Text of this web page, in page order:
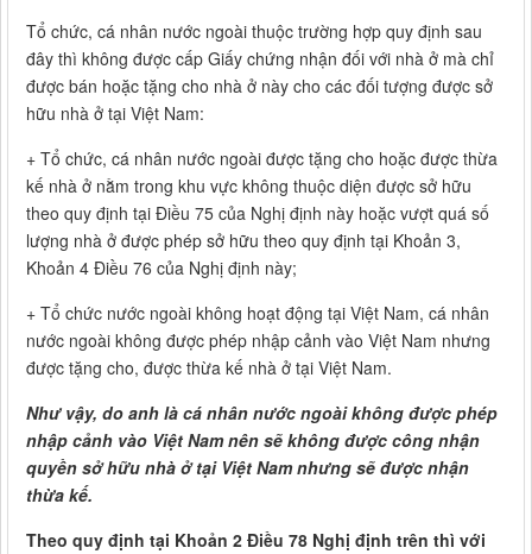
Tổ chức, cá nhân nước ngoài thuộc trường hợp quy định sau
đây thì không được cấp Giấy chứng nhận đối với nhà ở mà chỉ
được bán hoặc tặng cho nhà ở này cho các đối tượng được sở
hữu nhà ở tại Việt Nam:
+ Tổ chức, cá nhân nước ngoài được tặng cho hoặc được thừa
kế nhà ở nằm trong khu vực không thuộc diện được sở hữu
theo quy định tại Điều 75 của Nghị định này hoặc vượt quá số
lượng nhà ở được phép sở hữu theo quy định tại Khoản 3,
Khoản 4 Điều 76 của Nghị định này;
+ Tổ chức nước ngoài không hoạt động tại Việt Nam, cá nhân
nước ngoài không được phép nhập cảnh vào Việt Nam nhưng
được tặng cho, được thừa kế nhà ở tại Việt Nam.
Như vậy, do anh là cá nhân nước ngoài không được phép
nhập cảnh vào Việt Nam nên sẽ không được công nhận
quyền sở hữu nhà ở tại Việt Nam nhưng sẽ được nhận
thừa kế.
Theo quy định tại Khoản 2 Điều 78 Nghị định trên thì với